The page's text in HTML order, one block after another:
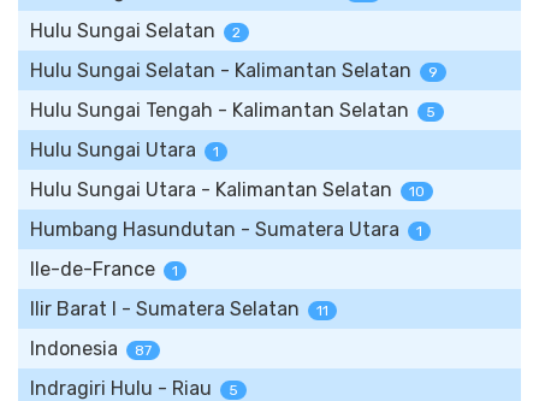
Hulu Sungai Selatan 2
Hulu Sungai Selatan - Kalimantan Selatan 9
Hulu Sungai Tengah - Kalimantan Selatan 5
Hulu Sungai Utara 1
Hulu Sungai Utara - Kalimantan Selatan 10
Humbang Hasundutan - Sumatera Utara 1
Ile-de-France 1
Ilir Barat I - Sumatera Selatan 11
Indonesia 87
Indragiri Hulu - Riau 5